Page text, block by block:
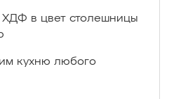
ХДФ в цвет столешницы
кухню любого